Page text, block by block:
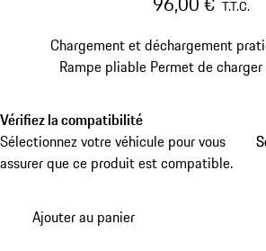
T.T.C.
Chargement et déchargement
Rampe pliable Permet de
Vérifiez la compatibilité
Sélectionnez votre véhicule pour vous
assurer que ce produit est compatible.
Ajouter au panier